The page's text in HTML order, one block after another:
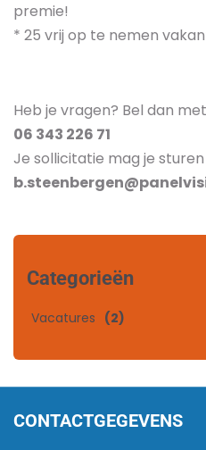
premie!
* 25 vrij op te nemen
Heb je vragen? Bel dan
06 343 226 71
Je sollicitatie mag je
Categorieën
Vacatures (2)
CONTACTGEGEVENS